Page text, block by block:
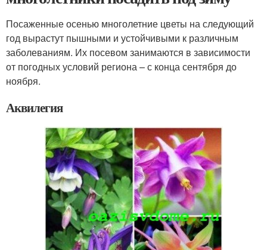
Посаженные осенью многолетние цветы на следующий
год вырастут пышными и устойчивыми к различным
заболеваниям. Их посевом занимаются в зависимости
от погодных условий региона – с конца сентября до
ноября.
Аквилегия